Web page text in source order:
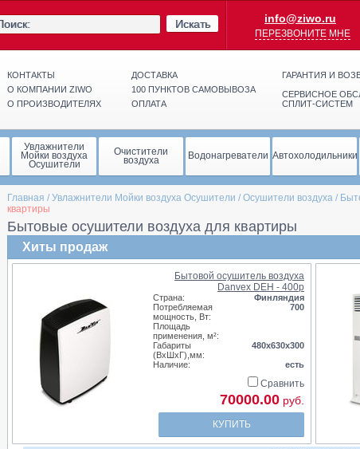
Искать info@ziwo.ru
ПЕРЕЗВОНИТЕ МНЕ
КОНТАКТЫ
О КОМПАНИИ ZIWO
О ПРОИЗВОДИТЕЛЯХ
ДОСТАВКА
100 ПУНКТОВ САМОВЫВОЗА
ОПЛАТА
ГАРАНТИЯ И
СЕРВИСНОЕ
СПЛИТ-СИСТЕМ
Увлажнители
Мойки воздуха
Осушители
Очистители
воздуха Водонагреватели Автохолодильники
Главная / Увлажнители Мойки воздуха Осушители / Осушители воздуха /
квартиры
Бытовые осушители воздуха для квартиры
Хиты продаж
Бытовой осушитель воздуха
Danvex DEH - 400p
Страна:
Финляндия
Потребляемая
мощность, Вт:
700
Площадь
применения, м²:
Габариты
(ВхШхГ),мм:
480х630х300
Наличие:
есть
Сравнить
70000.00 руб.
КУПИТЬ